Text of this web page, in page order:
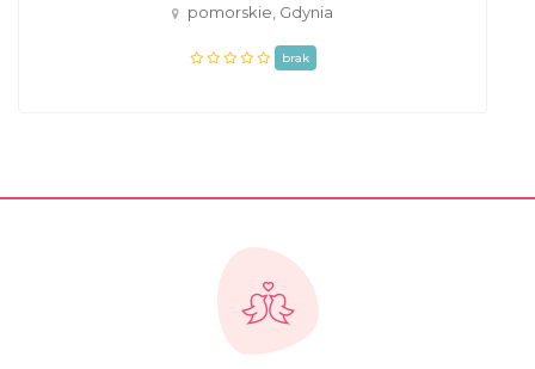
pomorskie, Gdynia
brak